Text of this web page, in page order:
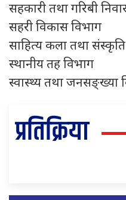
सहकारी तथा गरिबी
सहरी विकास विभाग
साहित्य कला तथा
स्थानीय तह विभाग
स्वास्थ्य तथा जनसङ्ख्या
प्रतिक्रिया